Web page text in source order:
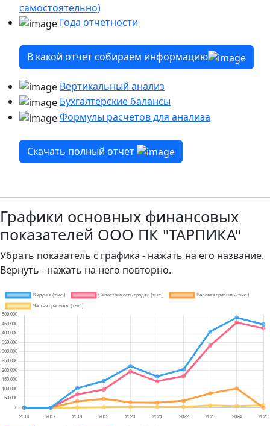
самостоятельно)
Года отчетности
В какой отчет собираем информацию
Вертикальный анализ
Бухгалтерские балансы
Формулы расчетов для анализа
Скачать полный отчет
Графики основных финансовых
показателей ООО ПК "ТАРПИКА"
Убрать показатель с графика - нажать на его название.
Вернуть - нажать на него повторно.